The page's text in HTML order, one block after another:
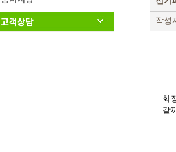
고객상담
작성
화
갈